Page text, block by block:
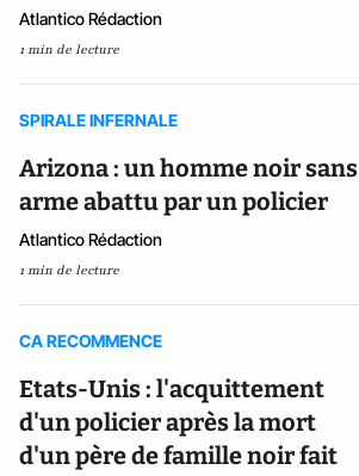
Atlantico Rédaction
1 min de lecture
SPIRALE INFERNALE
Arizona : un homme noir sans
arme abattu par un policier
Atlantico Rédaction
1 min de lecture
CA RECOMMENCE
Etats-Unis : l'acquittement
d'un policier après la mort
d'un père de famille noir fait